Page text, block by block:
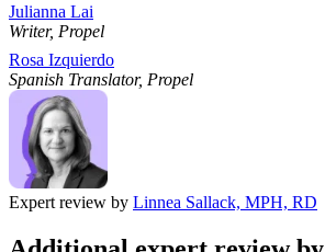
Julianna Lai
Writer, Propel
Rosa Izquierdo
Spanish Translator, Propel
Expert review by Linnea Sallack, MPH, RD